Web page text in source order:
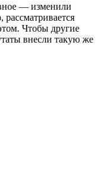
— изменили
Чтобы другие
внесли такую же